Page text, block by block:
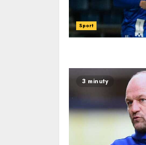
Sport
3 minuty